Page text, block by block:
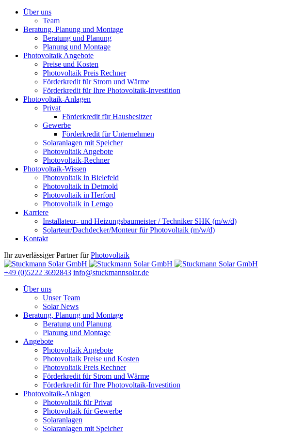
Über uns
Team
Beratung, Planung und Montage
Beratung und Planung
Planung und Montage
Photovoltaik Angebote
Preise und Kosten
Photovoltaik Preis Rechner
Förderkredit für Strom und Wärme
Förderkredit für Ihre Photovoltaik-Investition
Photovoltaik-Anlagen
Privat
Förderkredit für Hausbesitzer
Gewerbe
Förderkredit für Unternehmen
Solaranlagen mit Speicher
Photovoltaik Angebote
Photovoltaik-Rechner
Photovoltaik-Wissen
Photovoltaik in Bielefeld
Photovoltaik in Detmold
Photovoltaik in Herford
Photovoltaik in Lemgo
Karriere
Installateur- und Heizungsbaumeister / Techniker SHK (m/w/d)
Solarteur/Dachdecker/Monteur für Photovoltaik (m/w/d)
Kontakt
Ihr zuverlässiger Partner fürPhotovoltaik
+49 (0)5222 3692843 info@stuckmannsolar.de
Über uns
Unser Team
Solar News
Beratung, Planung und Montage
Beratung und Planung
Planung und Montage
Angebote
Photovoltaik Angebote
Photovoltaik Preise und Kosten
Photovoltaik Preis Rechner
Förderkredit für Strom und Wärme
Förderkredit für Ihre Photovoltaik-Investition
Photovoltaik-Anlagen
Photovoltaik für Privat
Photovoltaik für Gewerbe
Solaranlagen
Solaranlagen mit Speicher